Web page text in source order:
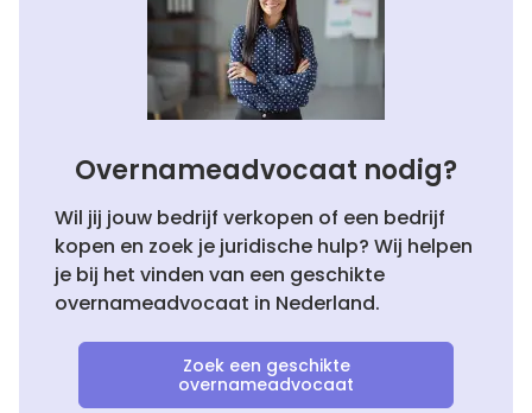
Overnameadvocaat nodig?
Wil jij jouw bedrijf verkopen of een bedrijf
kopen en zoek je juridische hulp? Wij helpen
je bij het vinden van een geschikte
overnameadvocaat in Nederland.
Zoek een geschikte
overnameadvocaat